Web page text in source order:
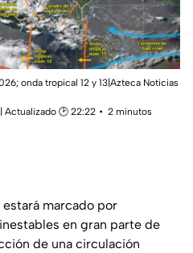
onda tropical 12 y 13|Azteca Noticias
| Actualizado 🕑 22:22
2 minutos
marcado por
en gran parte de
de una circulación